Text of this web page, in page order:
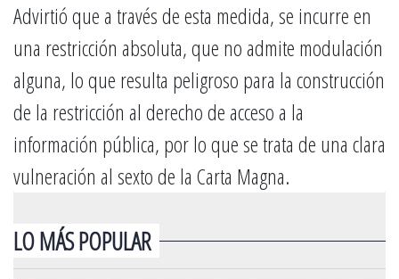
Advirtió que a través de esta medida, se incurre en
una restricción absoluta, que no admite modulación
alguna, lo que resulta peligroso para la construcción
de la restricción al derecho de acceso a la
información pública, por lo que se trata de una clara
vulneración al sexto de la Carta Magna.
LO MÁS POPULAR